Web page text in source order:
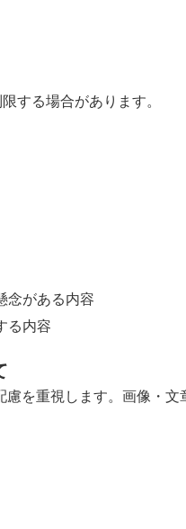
する場合があります。
念がある内容
る内容
慮を重視します。画像・